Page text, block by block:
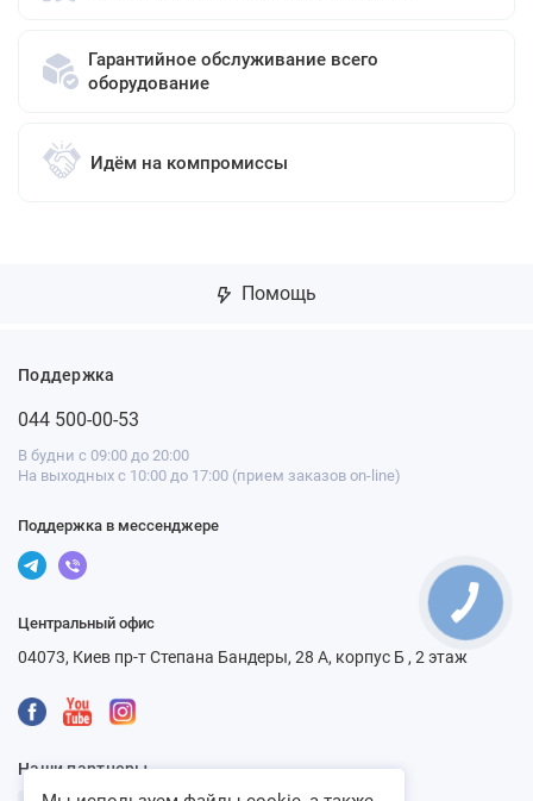
Гарантийное обслуживание всего
оборудование
Идём на компромиссы
Помощь
Поддержка
044 500-00-53
В будни с 09:00 до 20:00
На выходных с 10:00 до 17:00 (прием заказов on-line)
Поддержка в мессенджере
Центральный офис
04073, Киев пр-т Степана Бандеры, 28 А, корпус Б , 2 этаж
Наши партнеры